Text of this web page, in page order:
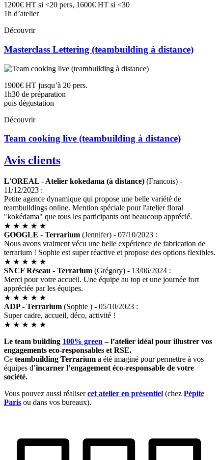
1200€ HT si <20 pers, 1600€ HT si <30
1h d’atelier
Découvrir
Masterclass Lettering (teambuilding à distance)
1900€ HT jusqu’à 20 pers.
1h30 de préparation
puis dégustation
Découvrir
Team cooking live (teambuilding à distance)
Avis clients
L'OREAL - Atelier kokedama (à distance) (Francois) -
11/12/2023 :
Petite agence dynamique qui propose une belle variété de
teambuildings online. Mention spéciale pour l'atelier floral
"kokédama" que tous les participants ont beaucoup apprécié.
★ ★ ★ ★ ★
GOOGLE - Terrarium (Jennifer) - 07/10/2023 :
Nous avons vraiment vécu une belle expérience de fabrication de
terrarium ! Sophie est super réactive et propose des options flexibles.
★ ★ ★ ★ ★
SNCF Réseau - Terrarium (Grégory) - 13/06/2024 :
Merci pour votre accueil. Une équipe au top et une journée fort
appréciée par les équipes.
★ ★ ★ ★ ★
ADP - Terrarium (Sophie ) - 05/10/2023 :
Super cadre, accueil, déco, activité !
★ ★ ★ ★ ★
Le team building 100% green – l’atelier idéal pour illustrer vos
engagements eco-responsables et RSE.
Ce teambuilding Terrarium a été imaginé pour permettre à vos
équipes d’incarner l’engagement éco-responsable de votre
société.
Vous pouvez aussi réalisercet atelier en présentiel (chez Pépite
Paris ou dans vos bureaux).